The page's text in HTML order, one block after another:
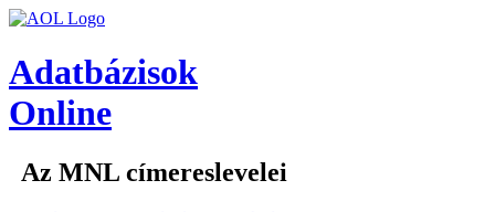
Adatbázisok
Online
Az MNL címereslevelei